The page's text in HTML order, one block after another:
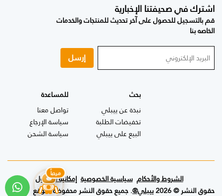
اشترك في صحيفتنا الإخبارية
قم بالتسجيل للحصول على آخر تحديث للمنتجات والخدمات
الخاصه بنا
إرسل
بحث
نبذة عن ييبلي
تخفيضات الطلبة
البيع على ييبلي
للمساعدة
تواصل معنا
سياسة الإرجاع
سياسة الشحن
حقوق النشر © 2026 ييبلي®. جميع حقوق النشر محفوظة لموقع
الشروط والأحكام سياسية الخصوصية إمكانية الوصول